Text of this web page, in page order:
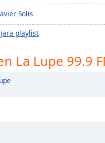
Solis
playlist
La Lupe 99.9